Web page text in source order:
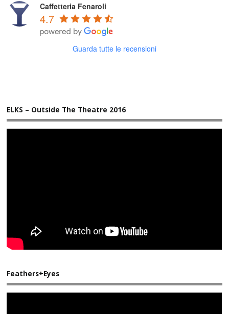
Caffetteria Fenaroli
4.7
Guarda tutte le recensioni
ELKS – Outside The Theatre 2016
Feathers+Eyes